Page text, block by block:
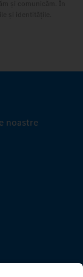
noastre
camioane.